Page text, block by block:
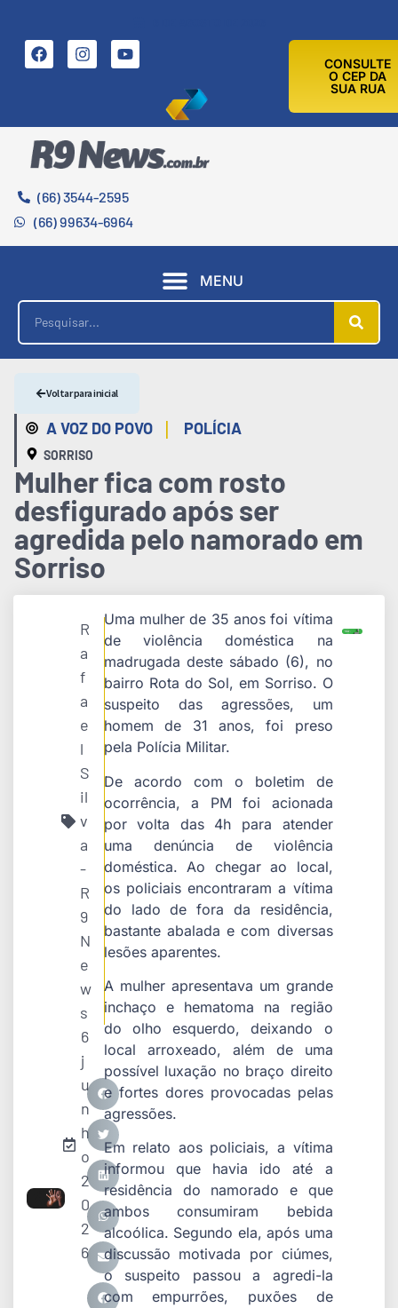
CONSULTE
O CEP DA
SUA RUA
(66) 3544-2595
(66) 99634-6964
MENU
A VOZ DO POVO | POLÍCIA
SORRISO
Voltar para inicial
Mulher fica com rosto
desfigurado após ser
agredida pelo namorado em
Sorriso
R
a
f
a
e
l
S
il
v
a
-
R
9
N
e
w
s
6
j
u
n
h
o
2
0
2
6
Uma mulher de 35 anos foi vítima
de violência doméstica na
madrugada deste sábado (6), no
bairro Rota do Sol, em Sorriso. O
suspeito das agressões, um
homem de 31 anos, foi preso
pela Polícia Militar.
De acordo com o boletim de
ocorrência, a PM foi acionada
por volta das 4h para atender
uma denúncia de violência
doméstica. Ao chegar ao local,
os policiais encontraram a vítima
do lado de fora da residência,
bastante abalada e com diversas
lesões aparentes.
A mulher apresentava um grande
inchaço e hematoma na região
do olho esquerdo, deixando o
local arroxeado, além de uma
possível luxação no braço direito
e fortes dores provocadas pelas
agressões.
Em relato aos policiais, a vítima
informou que havia ido até a
residência do namorado e que
ambos consumiram bebida
alcoólica. Segundo ela, após uma
discussão motivada por ciúmes,
o suspeito passou a agredi-la
com empurrões, puxões de